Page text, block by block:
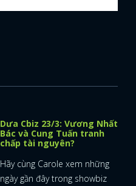
Dưa Cbiz 23/3: Vương Nhất
Bác và Cung Tuấn tranh
chấp tài nguyên?
Hãy cùng Carole xem những
ngày gần đây trong showbiz